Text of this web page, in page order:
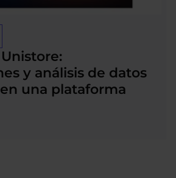
y análisis de datos
una plataforma